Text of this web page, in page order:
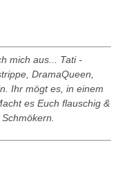
mich aus... Tati -
DramaQueen,
Ihr mögt es, in einem
es Euch flauschig &